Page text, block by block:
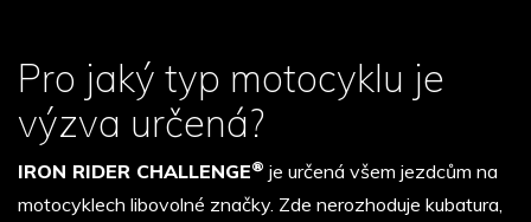
Pro jaký typ motocyklu je
výzva určená?
IRON RIDER CHALLENGE® je určená všem jezdcům na
motocyklech libovolné značky. Zde nerozhoduje kubatura,